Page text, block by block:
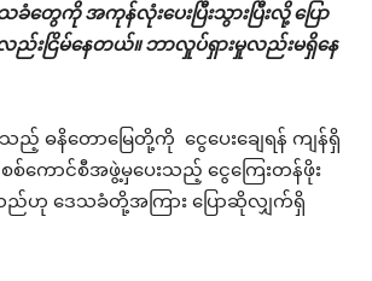
ေကို အကုန်လုံးပေးပြီးသွားပြီးလို့ ပြော
းငြိမ်နေတယ်။ ဘာလှုပ်ရှားမှုလည်းမရှိနေ
ဓနိတောမြေတို့ကို ငွေပေးချေရန် ကျန်ရှိ
စ်ကောင်စီအဖွဲ့မှပေးသည့် ငွေကြေးတန်ဖိုး
ဟု ဒေသခံတို့အကြား ပြောဆိုလျှက်ရှိ